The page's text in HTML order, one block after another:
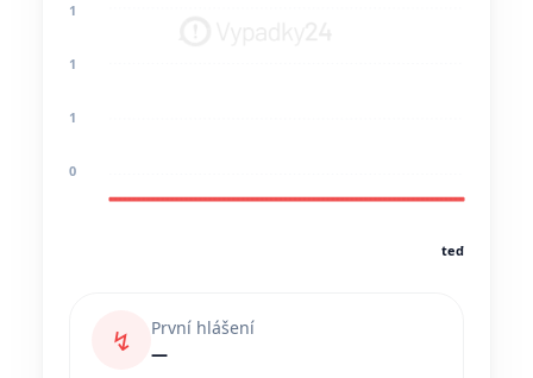
1
1
1
0
teď
↯
První hlášení
—